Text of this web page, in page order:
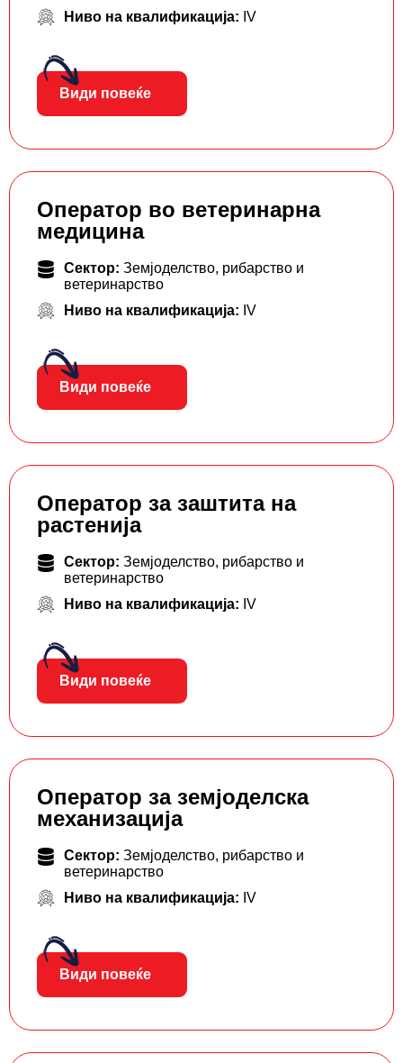
Ниво на квалификација: IV
Види повеќе
Оператор во ветеринарна
медицина
Сектор: Земјоделство, рибарство и
ветеринарство
Ниво на квалификација: IV
Види повеќе
Оператор за заштита на
растенија
Сектор: Земјоделство, рибарство и
ветеринарство
Ниво на квалификација: IV
Види повеќе
Оператор за земјоделска
механизација
Сектор: Земјоделство, рибарство и
ветеринарство
Ниво на квалификација: IV
Види повеќе